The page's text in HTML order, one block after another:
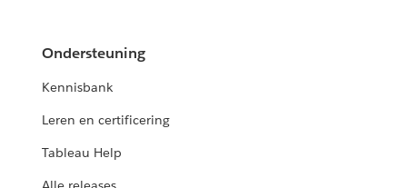
Ondersteuning
Kennisbank
Leren en certificering
Tableau Help